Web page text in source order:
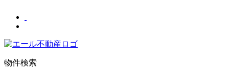
物件検索